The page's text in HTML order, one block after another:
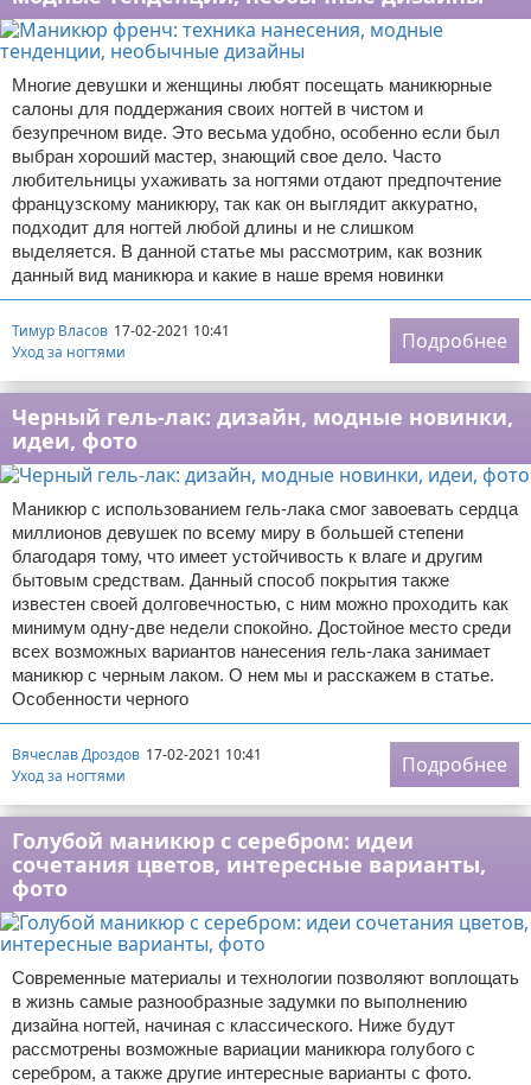
Многие девушки и женщины любят посещать маникюрные
салоны для поддержания своих ногтей в чистом и
безупречном виде. Это весьма удобно, особенно если был
выбран хороший мастер, знающий свое дело. Часто
любительницы ухаживать за ногтями отдают предпочтение
французскому маникюру, так как он выглядит аккуратно,
подходит для ногтей любой длины и не слишком
выделяется. В данной статье мы рассмотрим, как возник
данный вид маникюра и какие в наше время новинки
Тимур Власов 17-02-2021 10:41
Уход за ногтями
Подробнее
Черный гель-лак: дизайн, модные новинки,
идеи, фото
Маникюр с использованием гель-лака смог завоевать сердца
миллионов девушек по всему миру в большей степени
благодаря тому, что имеет устойчивость к влаге и другим
бытовым средствам. Данный способ покрытия также
известен своей долговечностью, с ним можно проходить как
минимум одну-две недели спокойно. Достойное место среди
всех возможных вариантов нанесения гель-лака занимает
маникюр с черным лаком. О нем мы и расскажем в статье.
Особенности черного
Вячеслав Дроздов 17-02-2021 10:41
Уход за ногтями
Подробнее
Голубой маникюр с серебром: идеи
сочетания цветов, интересные варианты,
фото
Современные материалы и технологии позволяют воплощать
в жизнь самые разнообразные задумки по выполнению
дизайна ногтей, начиная с классического. Ниже будут
рассмотрены возможные вариации маникюра голубого с
серебром, а также другие интересные варианты с фото.